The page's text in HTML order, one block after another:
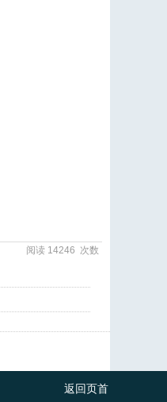
阅读 14246 次数
返回页首